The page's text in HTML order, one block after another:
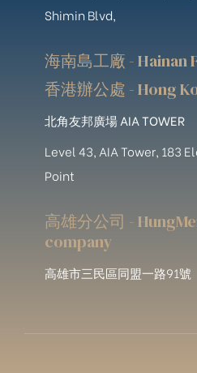
Shimin Blvd,
海南島工廠 - Hainan
香港辦公處 - Hong
北角友邦廣場 AIA TOWER
Level 43, AIA Tower, 183
Point
高雄分公司 -
company
高雄市三民區同盟一路91號